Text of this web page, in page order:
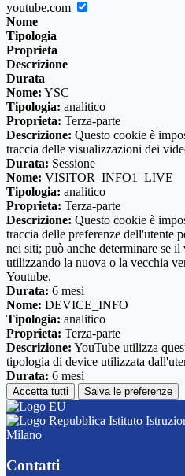
youtube.com
Nome
Tipologia
Proprieta
Descrizione
Durata
Nome: YSC
Tipologia: analitico
Proprieta: Terza-parte
Descrizione: Questo cookie è
traccia delle visualizzazioni dei
Durata: Sessione
Nome: VISITOR_INFO1_LIVE
Tipologia: analitico
Proprieta: Terza-parte
Descrizione: Questo cookie è
traccia delle preferenze dell'utente
nei siti; può anche determinare se
utilizzando la nuova o la vecchia
Youtube.
Durata: 6 mesi
Nome: DEVICE_INFO
Tipologia: analitico
Proprieta: Terza-parte
Descrizione: YouTube utilizza
tipologia di device utilizzata
Durata: 6 mesi
Accetta tutti Salva le preferenze
Istituto
Milano
Contatti